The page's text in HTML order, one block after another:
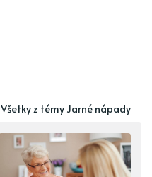
Všetky z témy Jarné nápady